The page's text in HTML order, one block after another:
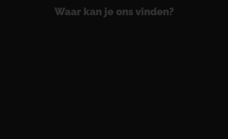
Waar kan je ons vinden?